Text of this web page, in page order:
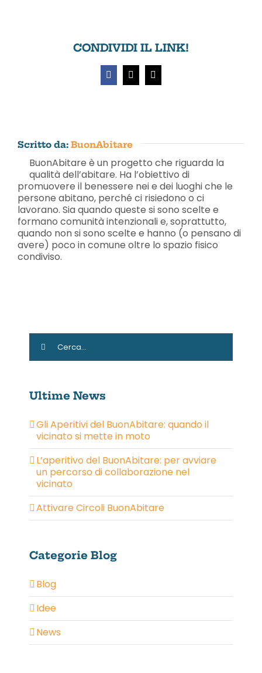
CONDIVIDI IL LINK!
Facebook
X Email
Scritto da: BuonAbitare
BuonAbitare è un progetto che riguarda la
qualità dell’abitare. Ha l’obiettivo di
promuovere il benessere nei e dei luoghi che le
persone abitano, perché ci risiedono o ci
lavorano. Sia quando queste si sono scelte e
formano comunità intenzionali e, soprattutto,
quando non si sono scelte e hanno (o pensano di
avere) poco in comune oltre lo spazio fisico
condiviso.
Cerca
per:
Ultime News
Gli Aperitivi del BuonAbitare: quando il
vicinato si mette in moto
L’aperitivo del BuonAbitare: per avviare
un percorso di collaborazione nel
vicinato
Attivare Circoli BuonAbitare
Categorie Blog
Blog
Idee
News